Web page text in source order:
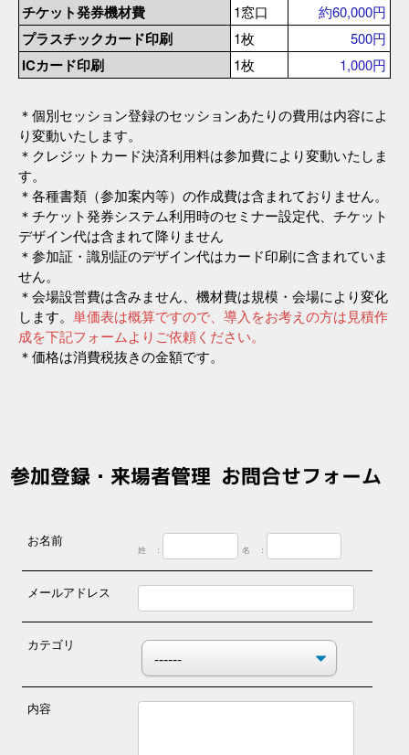
チケット発券機材費 1窓口 約60,000円
プラスチックカード印刷 1枚 500円
ICカード印刷 1枚 1,000円
＊個別セッション登録のセッションあたりの費用は内容によ
り変動いたします。
＊クレジットカード決済利用料は参加費により変動いたしま
す。
＊各種書類（参加案内等）の作成費は含まれておりません。
＊チケット発券システム利用時のセミナー設定代、チケット
デザイン代は含まれて降りません
＊参加証・識別証のデザイン代はカード印刷に含まれていま
せん。
＊会場設営費は含みません、機材費は規模・会場により変化
します。 単価表は概算ですので、導入をお考えの方は見積作
成を下記フォームよりご依頼ください。
＊価格は消費税抜きの金額です。
参加登録・来場者管理 お問合せフォーム
お名前
姓 ： 名 ：
メールアドレス
カテゴリ
内容